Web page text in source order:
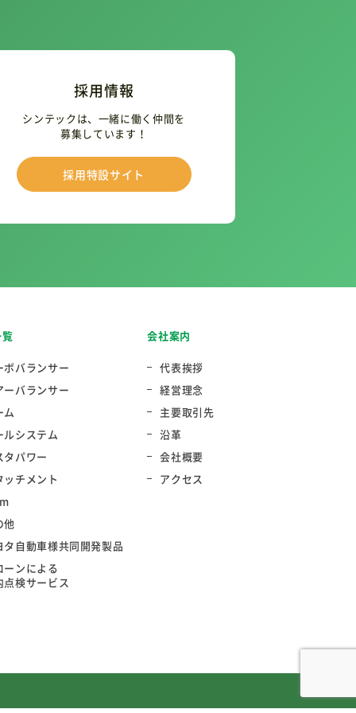
採用情報
シンテックは、一緒に働く仲間を
募集しています！
採用特設サイト
ボバランサー
ーバランサー
ム
ルシステム
タパワー
ッチメント
他
タ自動車様共同開発製品
ーンによる
点検サービス
会社案内
代表挨拶
経営理念
主要取引先
沿革
会社概要
アクセス